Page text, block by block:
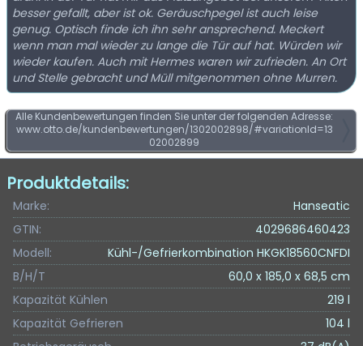
besser gefallt, aber ist ok. Geräuschpegel ist auch leise
genug. Optisch finde ich ihn sehr ansprechend. Meckert
wenn man mal wieder zu lange die Tür auf hat. Würden wir
wieder kaufen. Auch mit Hermes waren wir zufrieden. An Ort
und Stelle gebracht und Müll mitgenommen ohne Murren.
Alle Kundenbewertungen finden Sie unter der folgenden Adresse:
www.otto.de/kundenbewertungen/1302002898/#variationId=13
02002899
Produktdetails:
Marke:
Hanseatic
GTIN:
4029686460423
Modell:
Kühl-/Gefrierkombination HKGK18560CNFDI
B/H/T
60,0 x 185,0 x 68,5 cm
Kapazität Kühlen
219 l
Kapazität Gefrieren
104 l